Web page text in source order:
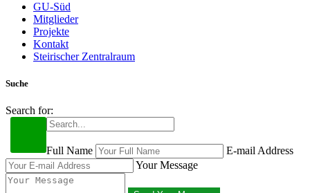
GU-Süd
Mitglieder
Projekte
Kontakt
Steirischer Zentralraum
Suche
Search for:
Full Name
E-mail Address
Your Message